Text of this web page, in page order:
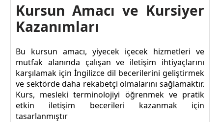
Kursun Amacı ve Kursiyer
Kazanımları
Bu kursun amacı, yiyecek içecek hizmetleri ve
mutfak alanında çalışan ve iletişim ihtiyaçlarını
karşılamak için İngilizce dil becerilerini geliştirmek
ve sektörde daha rekabetçi olmalarını sağlamaktır.
Kurs, mesleki terminolojiyi öğrenmek ve pratik
etkin iletişim becerileri kazanmak için
tasarlanmıştır